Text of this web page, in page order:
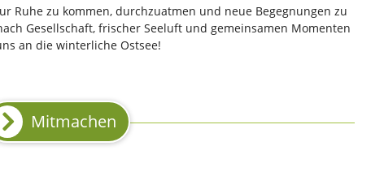
Ruhe zu kommen, durchzuatmen und neue Begegnungen zu
Gesellschaft, frischer Seeluft und gemeinsamen Momenten
an die winterliche Ostsee!
Mitmachen